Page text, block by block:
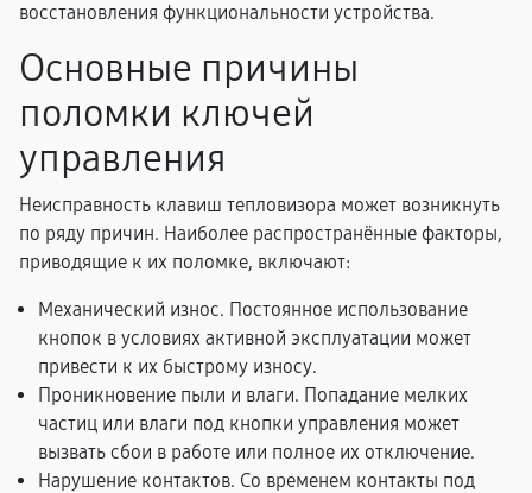
восстановления функциональности устройства.
Основные причины
поломки ключей
управления
Неисправность клавиш тепловизора может возникнуть
по ряду причин. Наиболее распространённые факторы,
приводящие к их поломке, включают:
Механический износ. Постоянное использование
кнопок в условиях активной эксплуатации может
привести к их быстрому износу.
Проникновение пыли и влаги. Попадание мелких
частиц или влаги под кнопки управления может
вызвать сбои в работе или полное их отключение.
Нарушение контактов. Со временем контакты под